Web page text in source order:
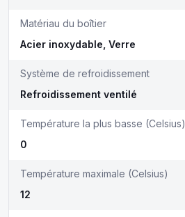
Matériau du boîtier
Acier inoxydable, Verre
Système de refroidissement
Refroidissement ventilé
Température la plus basse (Celsius)
0
Température maximale (Celsius)
12